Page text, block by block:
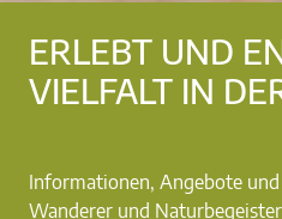
ERLEBT UND
VIELFALT IN
Informationen, Angebote
Wanderer und